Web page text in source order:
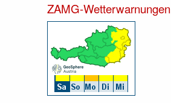
ZAMG-Wetterwarnungen